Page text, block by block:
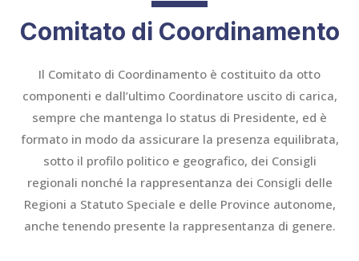
Comitato di Coordinamento
Il Comitato di Coordinamento è costituito da otto
componenti e dall’ultimo Coordinatore uscito di carica,
sempre che mantenga lo status di Presidente, ed è
formato in modo da assicurare la presenza equilibrata,
sotto il profilo politico e geografico, dei Consigli
regionali nonché la rappresentanza dei Consigli delle
Regioni a Statuto Speciale e delle Province autonome,
anche tenendo presente la rappresentanza di genere.